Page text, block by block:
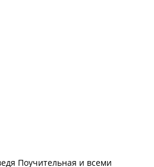
Поучительная и всеми